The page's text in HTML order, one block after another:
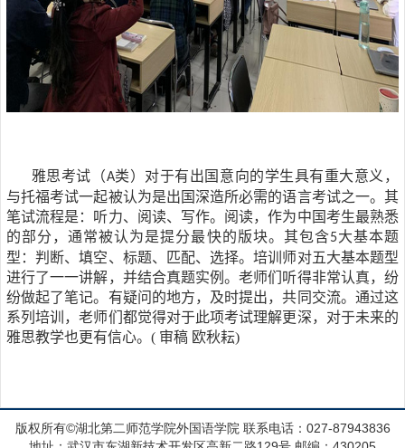
雅思考试（A类）对于有出国意向的学生具有重大意义，
与托福考试一起被认为是出国深造所必需的语言考试之一。其
笔试流程是：听力、阅读、写作。阅读，作为中国考生最熟悉
的部分，通常被认为是提分最快的版块。其包含5大基本题
型：判断、填空、标题、匹配、选择。培训师对五大基本题型
进行了一一讲解，并结合真题实例。老师们听得非常认真，纷
纷做起了笔记。有疑问的地方，及时提出，共同交流。通过这
系列培训，老师们都觉得对于此项考试理解更深，对于未来的
雅思教学也更有信心。 ( 审稿 欧秋耘)
版权所有©湖北第二师范学院外国语学院 联系电话：027-87943836